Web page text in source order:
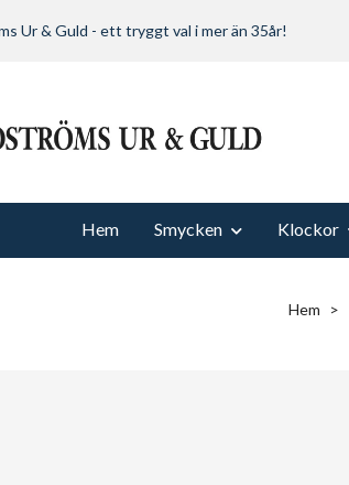
Ur & Guld - ett tryggt val i mer än 35år!
Hem Smycken Klockor
Hem